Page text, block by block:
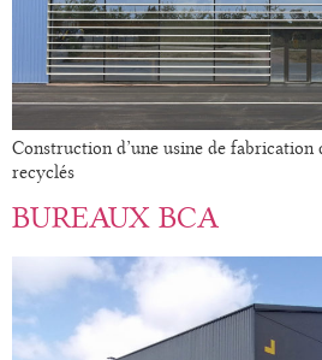
Construction d’une usine de fabrication
recyclés
BUREAUX BCA